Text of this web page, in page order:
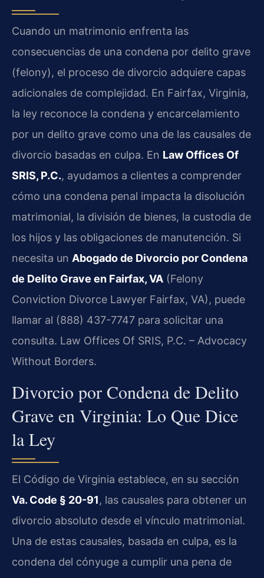
Cuando un matrimonio enfrenta las
consecuencias de una condena por delito grave
(felony), el proceso de divorcio adquiere capas
adicionales de complejidad. En Fairfax, Virginia,
la ley reconoce la condena y encarcelamiento
por un delito grave como una de las causales de
divorcio basadas en culpa. En Law Offices Of
SRIS, P.C., ayudamos a clientes a comprender
cómo una condena penal impacta la disolución
matrimonial, la división de bienes, la custodia de
los hijos y las obligaciones de manutención. Si
necesita un Abogado de Divorcio por Condena
de Delito Grave en Fairfax, VA (Felony
Conviction Divorce Lawyer Fairfax, VA), puede
llamar al (888) 437-7747 para solicitar una
consulta. Law Offices Of SRIS, P.C. – Advocacy
Without Borders.
Divorcio por Condena de Delito
Grave en Virginia: Lo Que Dice
la Ley
El Código de Virginia establece, en su sección
Va. Code § 20-91, las causales para obtener un
divorcio absoluto desde el vínculo matrimonial.
Una de estas causales, basada en culpa, es la
condena del cónyuge a cumplir una pena de